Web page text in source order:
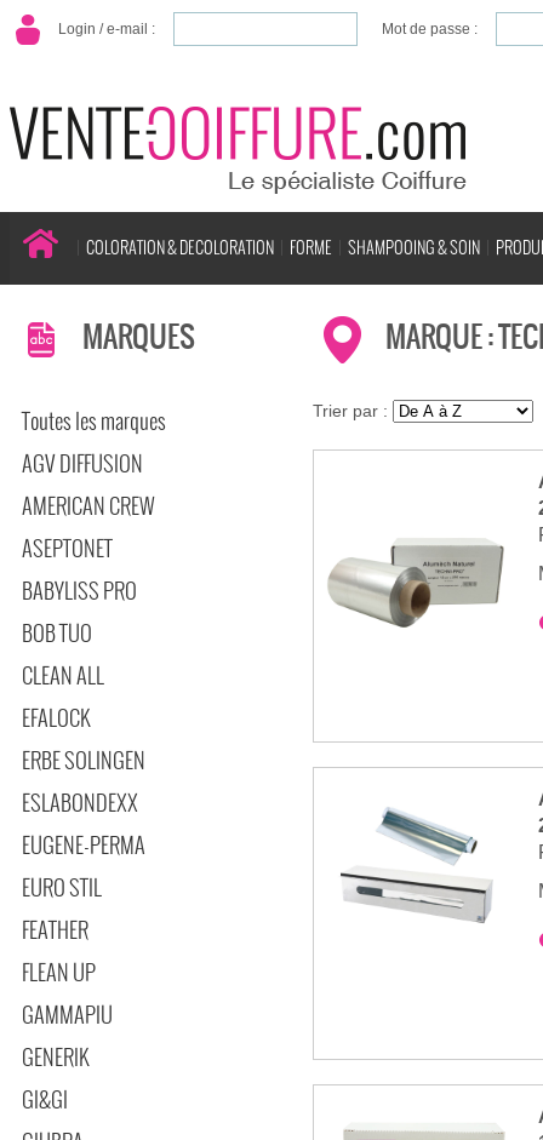
Login / e-mail : Mot de passe :
COLORATION & DECOLORATION FORME SHAMPOOING & SOIN
MARQUES
Toutes les marques
AGV DIFFUSION
AMERICAN CREW
ASEPTONET
BABYLISS PRO
BOB TUO
CLEAN ALL
EFALOCK
ERBE SOLINGEN
ESLABONDEXX
EUGENE-PERMA
EURO STIL
FEATHER
FLEAN UP
GAMMAPIU
GENERIK
GI&GI
MARQUE :
Trier par :